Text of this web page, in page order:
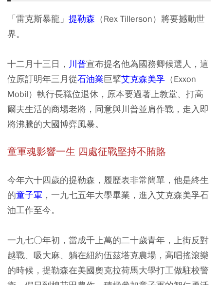
「雷克斯暴龍」 提勒森 （Rex Tillerson）將要撼動世
界。
十二月十三日， 川普宣布提名他為國務卿候選人，這
位原訂明年三月從石油業巨擘艾克森美孚 （Exxon
Mobil）執行長職位退休，原本要過著上教堂、打高
爾夫生活的商場老將，同意與川普並肩作戰，走入即
將沸騰的大國博弈風暴。
童軍魂影響一生 四處征戰堅持不賄賂
今年六十四歲的提勒森，履歷表非常簡單，他是終生
的童子軍 ，一九七五年大學畢業，進入艾克森美孚石
油工作至今。
一九七○年初，當成千上萬的二十歲青年，上街反對
越戰、吸大麻、躺在紐約伍茲塔克農場，高唱搖滾樂
的時候，提勒森在美國奧克拉荷馬大學打工做駐校警